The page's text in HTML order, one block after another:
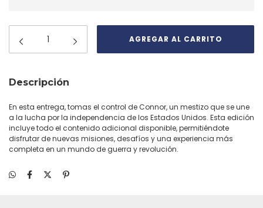
Descripción
En esta entrega, tomas el control de Connor, un mestizo que se une
a la lucha por la independencia de los Estados Unidos. Esta edición
incluye todo el contenido adicional disponible, permitiéndote
disfrutar de nuevas misiones, desafíos y una experiencia más
completa en un mundo de guerra y revolución.